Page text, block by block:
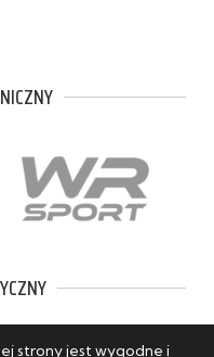
strony jest wygodne i